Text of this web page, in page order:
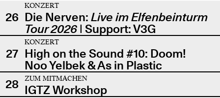
26
KONZERT
Die Nerven: Live im Elfenbeinturm
Tour 2026| Support: V3G
27
KONZERT
High on the Sound #10: Doom!
Noo Yelbek & As in Plastic
28
ZUM MITMACHEN
IGTZ Workshop